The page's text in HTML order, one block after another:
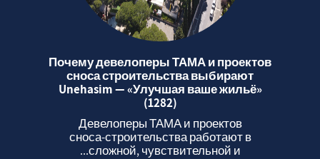
Почему девелоперы ТАМА и проектов
сноса строительства выбирают
Unehasim — «Улучшая ваше жильё»
(1282)
Девелоперы ТАМА и проектов
сноса‑строительства работают в
сложной, чувствительной и...